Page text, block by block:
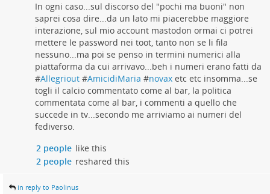
In ogni caso...sul discorso del "pochi ma buoni" non
saprei cosa dire...da un lato mi piacerebbe maggiore
interazione, sul mio account mastodon ormai ci potrei
mettere le password nei toot, tanto non se li fila
nessuno...ma poi se penso in termini numerici alla
piattaforma da cui arrivavo...beh i numeri erano fatti da
#Allegriout #AmicidiMaria #novax etc etc insomma...se
togli il calcio commentato come al bar, la politica
commentata come al bar, i commenti a quello che
succede in tv...secondo me arriviamo ai numeri del
fediverso.
2 people like this
2 people reshared this
in reply to Paolinus